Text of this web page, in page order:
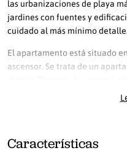
las urbanizaciones de playa
jardines con fuentes y
cuidado al más mínimo detalle.
El apartamento está situado
ascensor. Se trata de un
totalmente equipada y una
dos dormitorios disponen cada
Características